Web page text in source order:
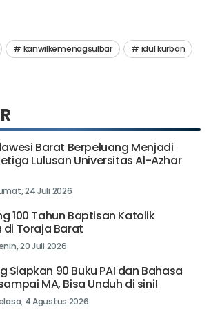
kanwilkemenagsulbar idul kurban
Barat Berpeluang Menjadi
Lulusan Universitas Al-Azhar
24 Juli 2026
100 Tahun Baptisan Katolik
di Toraja Barat
20 Juli 2026
Siapkan 90 Buku PAI dan Bahasa
MA, Bisa Unduh di sini!
4 Agustus 2026